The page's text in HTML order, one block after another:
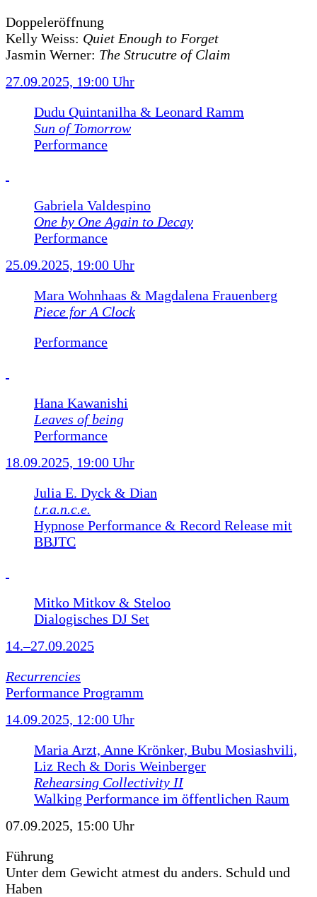
Doppeleröffnung
Kelly Weiss: Quiet Enough to Forget
Jasmin Werner: The Strucutre of Claim
27.09.2025, 19:00 Uhr
Dudu Quintanilha & Leonard Ramm
Sun of Tomorrow
Performance
Gabriela Valdespino
One by One Again to Decay
Performance
25.09.2025, 19:00 Uhr
Mara Wohnhaas & Magdalena Frauenberg
Piece for A Clock
Performance
Hana Kawanishi
Leaves of being
Performance
18.09.2025, 19:00 Uhr
Julia E. Dyck & Dian
t.r.a.n.c.e.
Hypnose Performance & Record Release mit
BBJTC
Mitko Mitkov & Steloo
Dialogisches DJ Set
14.–27.09.2025
Recurrencies
Performance Programm
14.09.2025, 12:00 Uhr
Maria Arzt, Anne Krönker, Bubu Mosiashvili,
Liz Rech & Doris Weinberger
Rehearsing Collectivity II
Walking Performance im öffentlichen Raum
07.09.2025, 15:00 Uhr
Führung
Unter dem Gewicht atmest du anders. Schuld und
Haben